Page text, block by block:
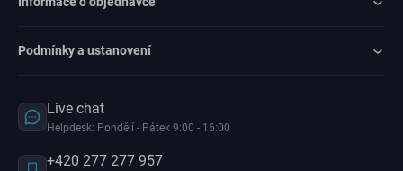
Podmínky a ustanovení
Live chat
Helpdesk: Pondělí - Pátek 9:00 - 16:00
+420 277 277 957